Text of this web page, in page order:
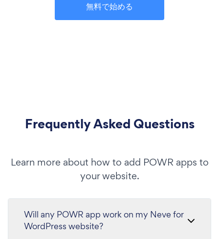
無料で始める
Frequently Asked Questions
Learn more about how to add POWR apps to
your website.
Will any POWR app work on my Neve for
WordPress website?